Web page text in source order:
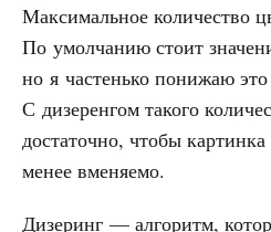
Максимальное количество
По умолчанию стоит
но я частенько понижаю
С дизеренгом такого
достаточно, чтобы
менее вменяемо.
Дизеринг — алгоритм,